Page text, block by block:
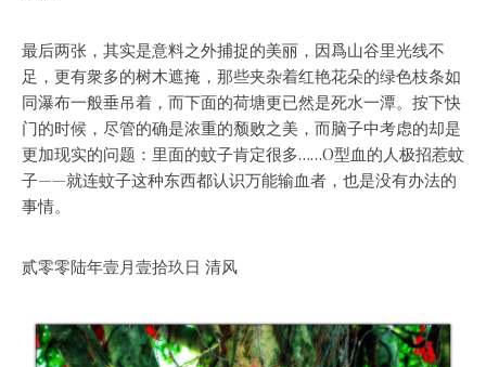
最后两张，其实是意料之外捕捉的美丽，因爲山谷里光线不
足，更有衆多的树木遮掩，那些夹杂着红艳花朵的绿色枝条如
同瀑布一般垂吊着，而下面的荷塘更已然是死水一潭。按下快
门的时候，尽管的确是浓重的颓败之美，而脑子中考虑的却是
更加现实的问题：里面的蚊子肯定很多……O型血的人极招惹蚊
子——就连蚊子这种东西都认识万能输血者，也是没有办法的
事情。
贰零零陆年壹月壹拾玖日 清风